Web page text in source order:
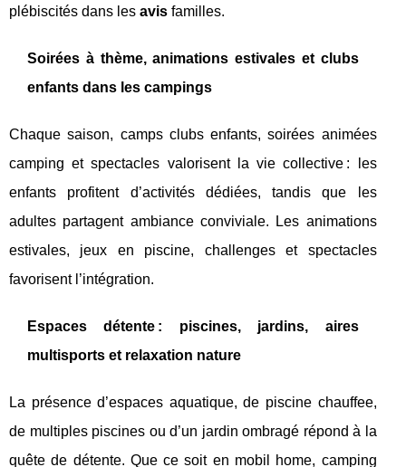
plébiscités dans les avis familles.
Soirées à thème, animations estivales et clubs
enfants dans les campings
Chaque saison, camps clubs enfants, soirées animées
camping et spectacles valorisent la vie collective : les
enfants profitent d’activités dédiées, tandis que les
adultes partagent ambiance conviviale. Les animations
estivales, jeux en piscine, challenges et spectacles
favorisent l’intégration.
Espaces détente : piscines, jardins, aires
multisports et relaxation nature
La présence d’espaces aquatique, de piscine chauffee,
de multiples piscines ou d’un jardin ombragé répond à la
quête de détente. Que ce soit en mobil home, camping